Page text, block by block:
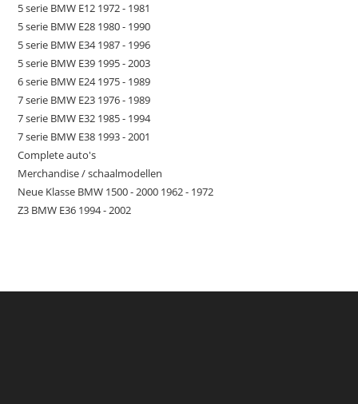
5 serie BMW E12 1972 - 1981
5 serie BMW E28 1980 - 1990
5 serie BMW E34 1987 - 1996
5 serie BMW E39 1995 - 2003
6 serie BMW E24 1975 - 1989
7 serie BMW E23 1976 - 1989
7 serie BMW E32 1985 - 1994
7 serie BMW E38 1993 - 2001
Complete auto's
Merchandise / schaalmodellen
Neue Klasse BMW 1500 - 2000 1962 - 1972
Z3 BMW E36 1994 - 2002